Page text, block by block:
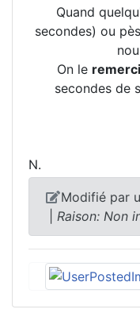
Quand
secondes) ou
On le
secondes de
N.
Modifié par
Raison: Non